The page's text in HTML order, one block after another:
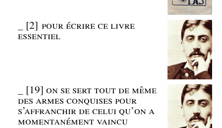
[2] pour écrire ce livre
essentiel
[19] on se sert tout de même
des armes conquises pour
s’affranchir de celui qu’on a
momentanément vaincu